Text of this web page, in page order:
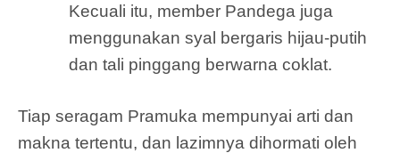
Kecuali itu, member Pandega juga
menggunakan syal bergaris hijau-putih
dan tali pinggang berwarna coklat.
Tiap seragam Pramuka mempunyai arti dan
makna tertentu, dan lazimnya dihormati oleh